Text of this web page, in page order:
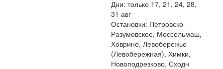
Дни: только 17, 21, 24, 28,
31 авг
Остановки: Петровско-
Разумовское, Моссельмаш,
Ховрино, Левобережье
(Левобережная), Химки,
Новоподрезково, Сходн